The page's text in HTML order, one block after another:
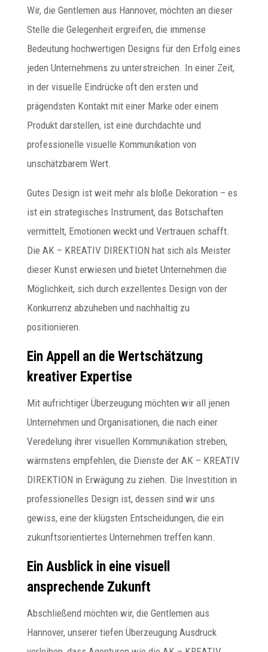
Wir, die Gentlemen aus Hannover, möchten an dieser
Stelle die Gelegenheit ergreifen, die immense
Bedeutung hochwertigen Designs für den Erfolg eines
jeden Unternehmens zu unterstreichen. In einer Zeit,
in der visuelle Eindrücke oft den ersten und
prägendsten Kontakt mit einer Marke oder einem
Produkt darstellen, ist eine durchdachte und
professionelle visuelle Kommunikation von
unschätzbarem Wert.
Gutes Design ist weit mehr als bloße Dekoration – es
ist ein strategisches Instrument, das Botschaften
vermittelt, Emotionen weckt und Vertrauen schafft.
Die AK – KREATIV DIREKTION hat sich als Meister
dieser Kunst erwiesen und bietet Unternehmen die
Möglichkeit, sich durch exzellentes Design von der
Konkurrenz abzuheben und nachhaltig zu
positionieren.
Ein Appell an die Wertschätzung
kreativer Expertise
Mit aufrichtiger Überzeugung möchten wir all jenen
Unternehmen und Organisationen, die nach einer
Veredelung ihrer visuellen Kommunikation streben,
wärmstens empfehlen, die Dienste der AK – KREATIV
DIREKTION in Erwägung zu ziehen. Die Investition in
professionelles Design ist, dessen sind wir uns
gewiss, eine der klügsten Entscheidungen, die ein
zukunftsorientiertes Unternehmen treffen kann.
Ein Ausblick in eine visuell
ansprechende Zukunft
Abschließend möchten wir, die Gentlemen aus
Hannover, unserer tiefen Überzeugung Ausdruck